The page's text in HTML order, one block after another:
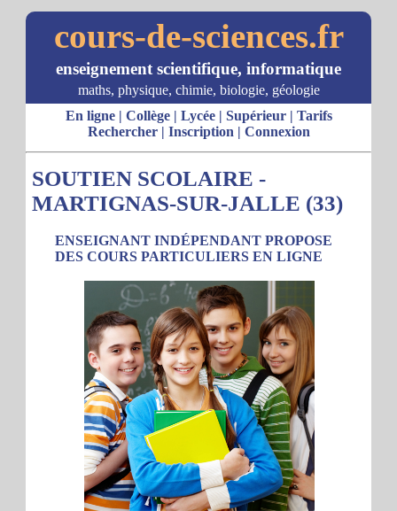
cours-de-sciences.fr
enseignement scientifique, informatique
maths, physique, chimie, biologie, géologie
En ligne| Collège| Lycée| Supérieur| Tarifs
Rechercher| Inscription | Connexion
SOUTIEN SCOLAIRE -
MARTIGNAS-SUR-JALLE (33)
ENSEIGNANT INDÉPENDANT PROPOSE
DES COURS PARTICULIERS EN LIGNE